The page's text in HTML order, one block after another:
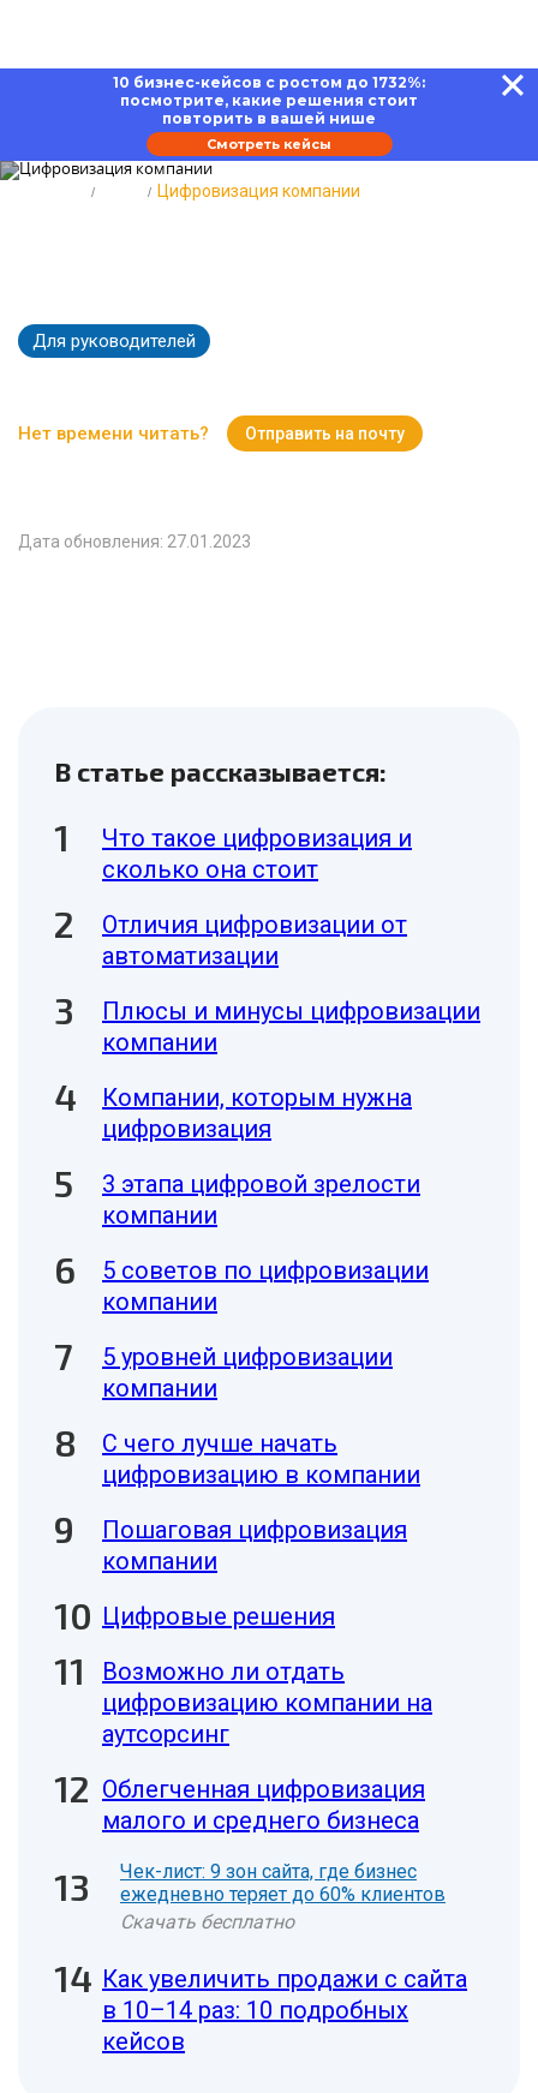
10 бизнес-кейсов с ростом до 1732%:
посмотрите, какие решения стоит
повторить в вашей нише
Смотреть кейсы
Цифровизация компании
Для руководителей
Нет времени читать? Отправить на почту
Дата обновления: 27.01.2023
В статье рассказывается:
Что такое цифровизация и
сколько она стоит
Отличия цифровизации от
автоматизации
Плюсы и минусы цифровизации
компании
Компании, которым нужна
цифровизация
3 этапа цифровой зрелости
компании
5 советов по цифровизации
компании
5 уровней цифровизации
компании
С чего лучше начать
цифровизацию в компании
Пошаговая цифровизация
компании
Цифровые решения
Возможно ли отдать
цифровизацию компании на
аутсорсинг
Облегченная цифровизация
малого и среднего бизнеса
Чек-лист: 9 зон сайта, где бизнес
ежедневно теряет до 60% клиентов
Скачать бесплатно
Как увеличить продажи с сайта
в 10–14 раз: 10 подробных
кейсов